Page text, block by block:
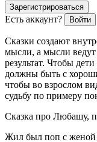
Зарегистрироваться
Есть аккаунт? Войти
Сказки создают
мысли, а мысли ведут
результат. Чтобы
должны быть с
чтобы во взрослом
судьбу по примеру
Сказка про Любашу,
Жил был поп с женой